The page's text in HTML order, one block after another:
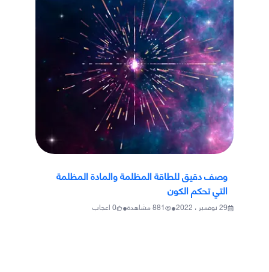
وصف دقيق للطاقة المظلمة والمادة المظلمة
التي تحكم الكون
29 نوفمبر ، 2022 •
881مشاهدة•
0اعجاب